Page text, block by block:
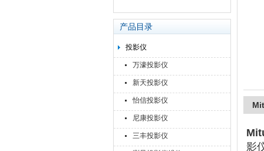
产品目录
投影仪
万濠投影仪
新天投影仪
怡信投影仪
尼康投影仪
三丰投影仪
影